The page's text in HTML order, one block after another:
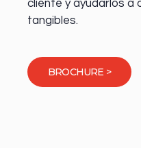
cliente y ayudarlos a
tangibles.
BROCHURE >